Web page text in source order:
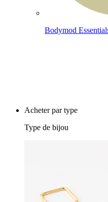
Bodymod
Acheter par type
Type de bijou